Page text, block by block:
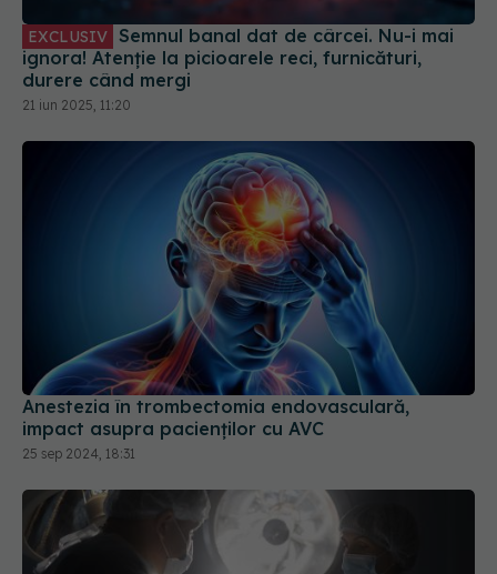
EXCLUSIV
ignora! Atenție la picioarele reci, furnicături,
durere când mergi
21 iun 2025, 11:20
Anestezia în trombectomia endovasculară,
impact asupra pacienților cu AVC
25 sep 2024, 18:31